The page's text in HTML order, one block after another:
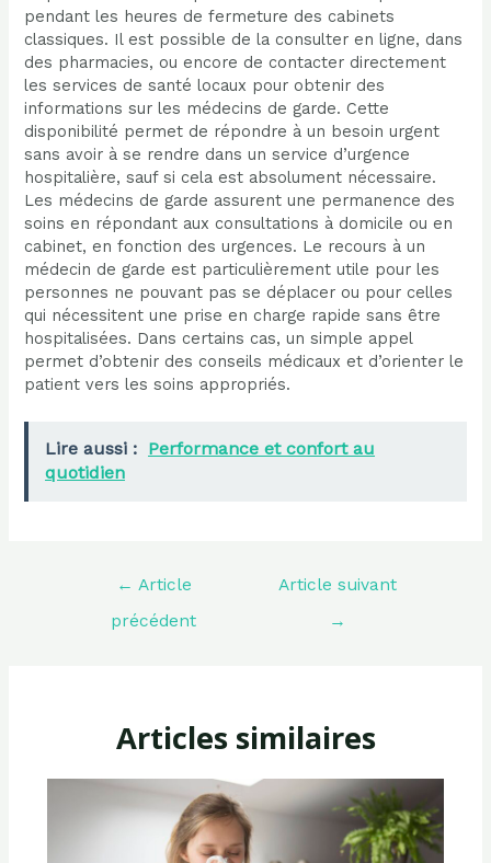
pendant les heures de fermeture des cabinets
classiques. Il est possible de la consulter en ligne, dans
des pharmacies, ou encore de contacter directement
les services de santé locaux pour obtenir des
informations sur les médecins de garde. Cette
disponibilité permet de répondre à un besoin urgent
sans avoir à se rendre dans un service d’urgence
hospitalière, sauf si cela est absolument nécessaire.
Les médecins de garde assurent une permanence des
soins en répondant aux consultations à domicile ou en
cabinet, en fonction des urgences. Le recours à un
médecin de garde est particulièrement utile pour les
personnes ne pouvant pas se déplacer ou pour celles
qui nécessitent une prise en charge rapide sans être
hospitalisées. Dans certains cas, un simple appel
permet d’obtenir des conseils médicaux et d’orienter le
patient vers les soins appropriés.
Lire aussi : Performance et confort au
quotidien
l’article
← Article
précédent
Article suivant
→
Articles similaires